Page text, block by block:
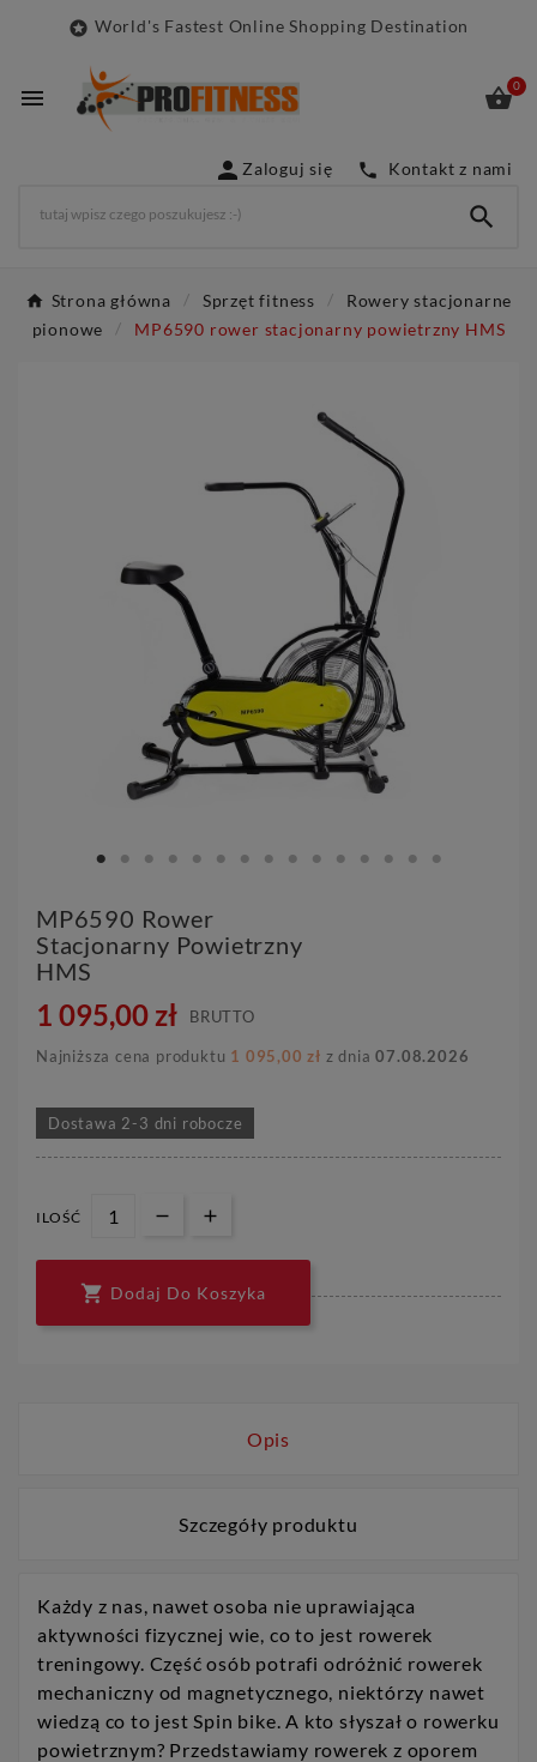
 World's Fastest Online Shopping Destination
 0
 Zaloguj się  Kontakt z nami

Strona główna Sprzęt fitness
Rowery stacjonarne
pionowe
MP6590 rower stacjonarny powietrzny HMS
MP6590 Rower
Stacjonarny Powietrzny
HMS
1 095,00 zł BRUTTO
Najniższa cena produktu 1 095,00 zł z dnia07.08.2026
Dostawa 2-3 dni robocze
ILOŚĆ
 Dodaj Do Koszyka
Opis
Szczegóły produktu
Każdy z nas, nawet osoba nie uprawiająca
aktywności fizycznej wie, co to jest rowerek
treningowy. Część osób potrafi odróżnić rowerek
mechaniczny od magnetycznego, niektórzy nawet
wiedzą co to jest Spin bike. A kto słyszał o rowerku
powietrznym? Przedstawiamy rowerek z oporem